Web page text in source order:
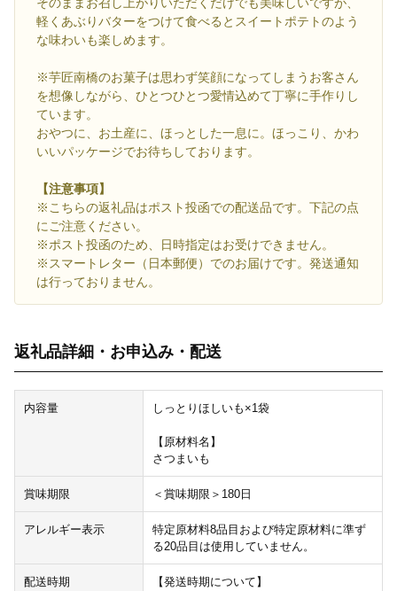
そのままお召し上がりいただくだけでも美味しいですが、
軽くあぶりバターをつけて食べるとスイートポテトのよう
な味わいも楽しめます。
※芋匠南橋のお菓子は思わず笑顔になってしまうお客さん
を想像しながら、ひとつひとつ愛情込めて丁寧に手作りし
ています。
おやつに、お土産に、ほっとした一息に。ほっこり、かわ
いいパッケージでお待ちしております。
【注意事項】
※こちらの返礼品はポスト投函での配送品です。下記の点
にご注意ください。
※ポスト投函のため、日時指定はお受けできません。
※スマートレター（日本郵便）でのお届けです。発送通知
は行っておりません。
返礼品詳細・お申込み・配送
内容量 しっとりほしいも×1袋
【原材料名】
さつまいも
賞味期限 ＜賞味期限＞180日
アレルギー表示
特定原材料8品目および特定原材料に準ず
る20品目は使用していません。
配送時期
【発送時期について】